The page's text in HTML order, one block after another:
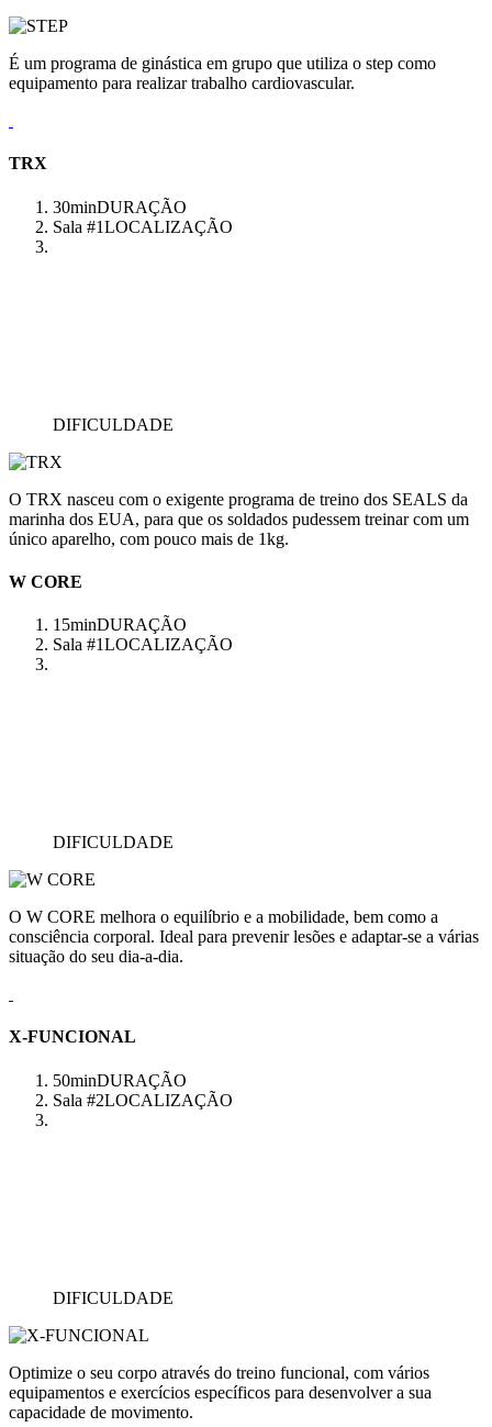
É um programa de ginástica em grupo que utiliza o step como
equipamento para realizar trabalho cardiovascular.
TRX
30minDURAÇÃO
Sala #1LOCALIZAÇÃO
DIFICULDADE
O TRX nasceu com o exigente programa de treino dos SEALS da
marinha dos EUA, para que os soldados pudessem treinar com um
único aparelho, com pouco mais de 1kg.
W CORE
15minDURAÇÃO
Sala #1LOCALIZAÇÃO
DIFICULDADE
O W CORE melhora o equilíbrio e a mobilidade, bem como a
consciência corporal. Ideal para prevenir lesões e adaptar-se a várias
situação do seu dia-a-dia.
X-FUNCIONAL
50minDURAÇÃO
Sala #2LOCALIZAÇÃO
DIFICULDADE
Optimize o seu corpo através do treino funcional, com vários
equipamentos e exercícios específicos para desenvolver a sua
capacidade de movimento.